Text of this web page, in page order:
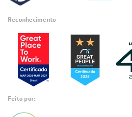
Reconhecimento
Feito por: